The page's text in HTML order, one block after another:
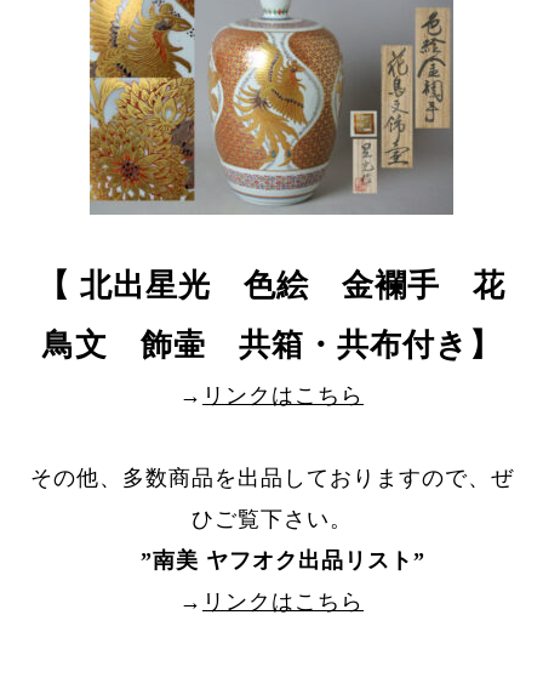
【 北出星光 色絵 金襴手 花
鳥文 飾壷 共箱・共布付き】
→ リンクはこちら
その他、多数商品を出品しておりますので、ぜ
ひご覧下さい。
”南美 ヤフオク出品リスト ”
→ リンクはこちら